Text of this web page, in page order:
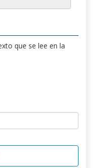
que se lee en la